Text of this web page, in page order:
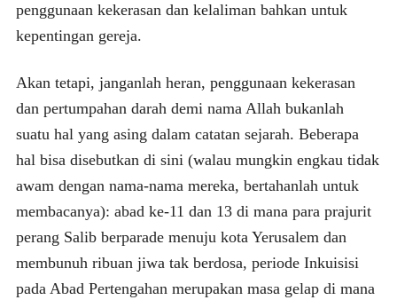
penggunaan kekerasan dan kelaliman bahkan untuk
kepentingan gereja.
Akan tetapi, janganlah heran, penggunaan kekerasan
dan pertumpahan darah demi nama Allah bukanlah
suatu hal yang asing dalam catatan sejarah. Beberapa
hal bisa disebutkan di sini (walau mungkin engkau tidak
awam dengan nama-nama mereka, bertahanlah untuk
membacanya): abad ke-11 dan 13 di mana para prajurit
perang Salib berparade menuju kota Yerusalem dan
membunuh ribuan jiwa tak berdosa, periode Inkuisisi
pada Abad Pertengahan merupakan masa gelap di mana